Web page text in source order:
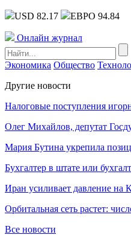
USD 82.17 ЕВРО 94.84
Онлайн журнал
Экономика Общество
Другие новости
Налоговые поступления
Олег Михайлов, депутат
Мария Бутина укрепила
Бухгалтер в штате или
Иран усиливает давление на
Орбитальная сеть растет:
Все новости